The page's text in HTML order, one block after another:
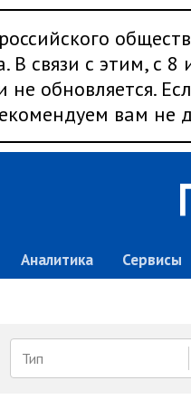
В связи с этим, с
не обновляется.
вам не
Аналитика Сервисы
Тип